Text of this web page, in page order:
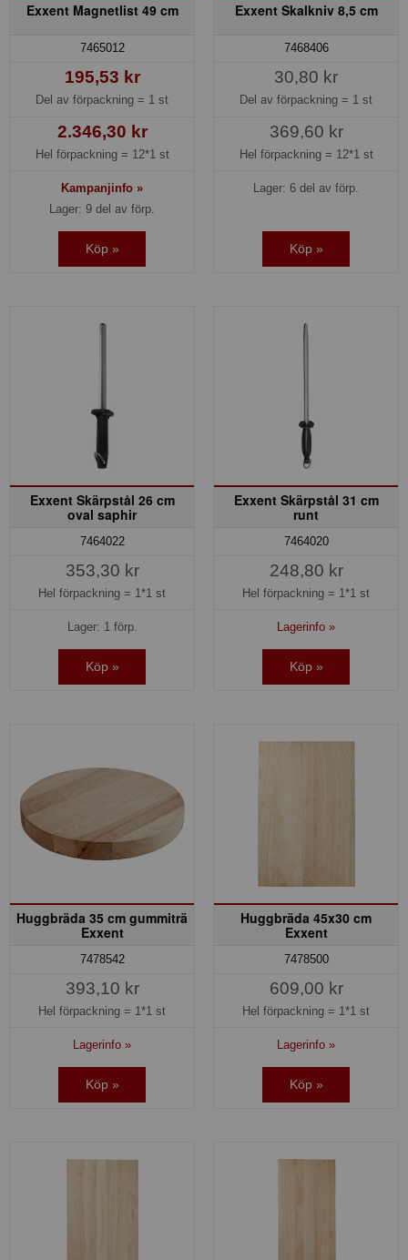
Exxent Magnetlist 49 cm
7465012
195,53 kr
Del av förpackning = 1 st
2.346,30 kr
Hel förpackning = 12*1 st
Kampanjinfo »
Lager: 9 del av förp.
Köp »
Exxent Skalkniv 8,5 cm
7468406
30,80 kr
Del av förpackning = 1 st
369,60 kr
Hel förpackning = 12*1 st
Lager: 6 del av förp.
Köp »
Exxent Skärpstål 26 cm
oval saphir
7464022
353,30 kr
Hel förpackning = 1*1 st
Lager: 1 förp.
Köp »
Exxent Skärpstål 31 cm
runt
7464020
248,80 kr
Hel förpackning = 1*1 st
Lagerinfo »
Köp »
Huggbräda 35 cm gummiträ
Exxent
7478542
393,10 kr
Hel förpackning = 1*1 st
Lagerinfo »
Köp »
Huggbräda 45x30 cm
Exxent
7478500
609,00 kr
Hel förpackning = 1*1 st
Lagerinfo »
Köp »